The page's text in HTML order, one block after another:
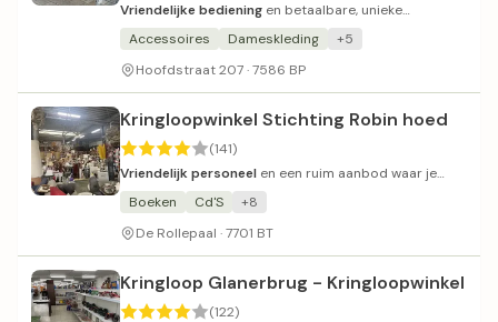
Vriendelijke bediening en betaalbare, unieke
kledingvoor een kleine winkel.
Accessoires Dameskleding
+5
Hoofdstraat 207 · 7586 BP
Kringloopwinkel Stichting Robin hoed
(141)
Vriendelijk personeel en een ruim aanbod waar je
kunt grasduinen en под торгу.
Boeken Cd'S
+8
De Rollepaal · 7701 BT
Kringloop Glanerbrug - Kringloopwinkel
(122)